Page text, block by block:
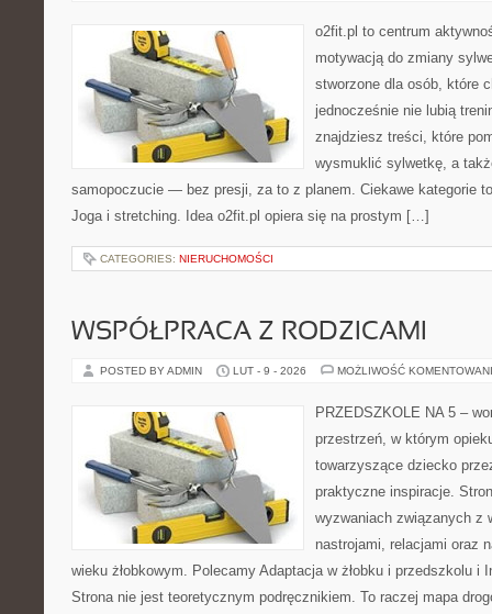
o2fit.pl to centrum
motywacją do zmiany
stworzone dla osób, które
jednocześnie nie lubią
znajdziesz treści, które
wysmuklić sylwetkę, a
samopoczucie — bez presji, za to z planem. Ciekawe kategorie
Joga i stretching. Idea o2fit.pl opiera się na prostym […]
CATEGORIES: NIERUCHOMOŚCI
WSPÓŁPRACA Z RODZICAMI
POSTED BY ADMIN LUT - 9 - 2026 MOŻLIWOŚĆ
PRZEDSZKOLE NA 5 –
przestrzeń, w którym
towarzyszące dziecko
praktyczne inspiracje.
wyzwaniach związanych z
nastrojami, relacjami oraz
wieku żłobkowym. Polecamy Adaptacja w żłobku i przedszkolu i
Strona nie jest teoretycznym podręcznikiem. To raczej mapa